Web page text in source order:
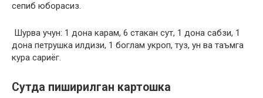
сепиб юборасиз.
Шурва учун: 1 дона карам, 6 стакан сут, 1 дона сабзи, 1
дона петрушка илдизи, 1 боглам укроп, туз, ун ва таъмга
кура сариёг.
Сутда пиширилган картошка